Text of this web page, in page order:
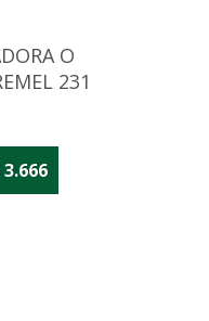
O
231
3.666